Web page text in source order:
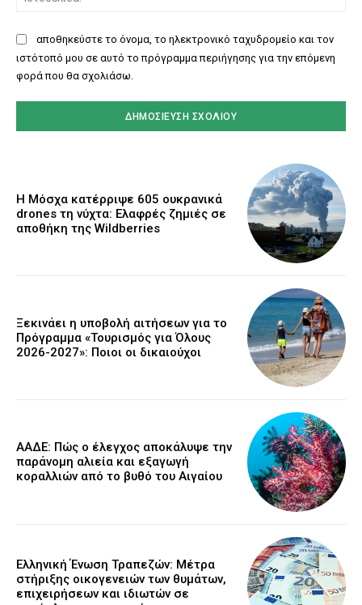
αποθηκεύστε το όνομα, το ηλεκτρονικό ταχυδρομείο και τον
ιστότοπό μου σε αυτό το πρόγραμμα περιήγησης για την επόμενη
φορά που θα σχολιάσω.
Η Μόσχα κατέρριψε 605 ουκρανικά
drones τη νύχτα: Ελαφρές ζημιές σε
αποθήκη της Wildberries
Ξεκινάει η υποβολή αιτήσεων για το
Πρόγραμμα «Τουρισμός για Όλους
2026-2027»: Ποιοι οι δικαιούχοι
ΑΑΔΕ: Πώς ο έλεγχος αποκάλυψε την
παράνομη αλιεία και εξαγωγή
κοραλλιών από το βυθό του Αιγαίου
Ελληνική Ένωση Τραπεζών: Μέτρα
στήριξης οικογενειών των θυμάτων,
επιχειρήσεων και ιδιωτών σε